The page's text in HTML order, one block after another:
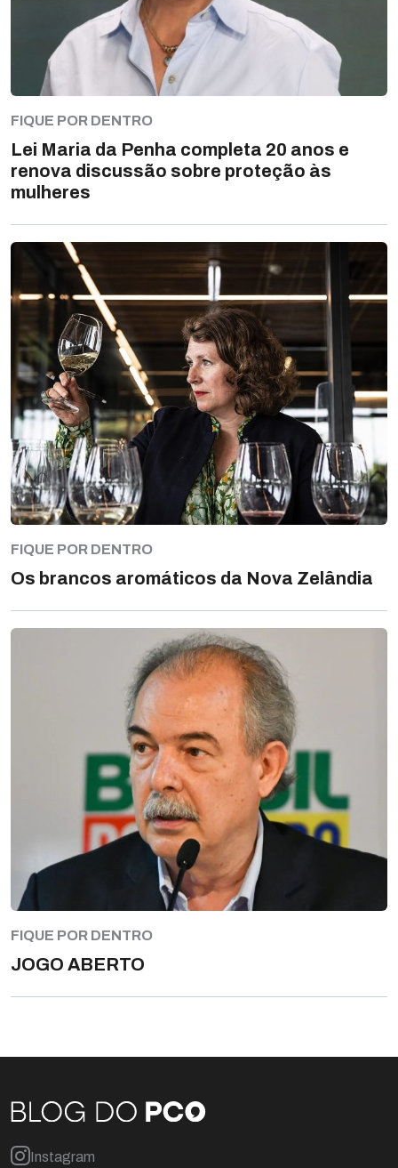
FIQUE POR DENTRO
Lei Maria da Penha completa 20 anos e
renova discussão sobre proteção às
mulheres
FIQUE POR DENTRO
Os brancos aromáticos da Nova Zelândia
FIQUE POR DENTRO
JOGO ABERTO
Instagram